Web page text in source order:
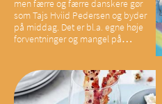
men færre og færre danskere gør
som Tajs Hviid Pedersen og byder
på middag. Det er bl.a. egne høje
forventninger og mangel på
have konsekvenser for vores
sociale fællesskaber